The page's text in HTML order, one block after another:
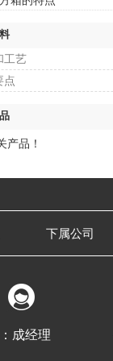
工艺
点
产品！
下属公司
成经理